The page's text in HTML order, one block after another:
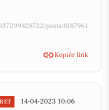
posts/8187961
Kopiér link
14-04-2023 10:06